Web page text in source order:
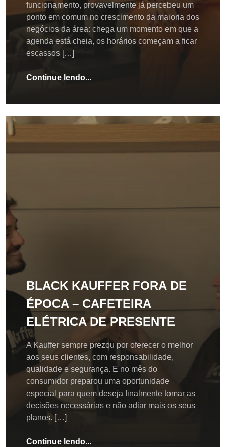
funcionamento, provavelmente já percebeu um
ponto em comum no crescimento da maioria dos
negócios da área: chega um momento em que a
agenda está cheia, os horários começam a ficar
escassos […]
Continue lendo...
BLACK KAUFFER FORA DE
ÉPOCA – CAFETEIRA
ELÉTRICA DE PRESENTE
A Kauffer sempre prezou por oferecer o melhor
aos seus clientes, com responsabilidade,
qualidade e segurança. E no mês do
consumidor preparou uma oportunidade
especial para quem deseja finalmente tomar as
decisões necessárias e não adiar mais os seus
planos. […]
Continue lendo...